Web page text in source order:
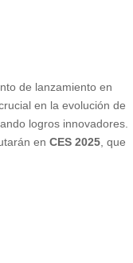
de lanzamiento en
en la evolución de
logros innovadores.
enCES 2025, que